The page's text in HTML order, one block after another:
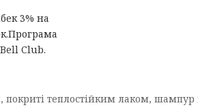
3% на
Club.
теплостійким лаком, шампур